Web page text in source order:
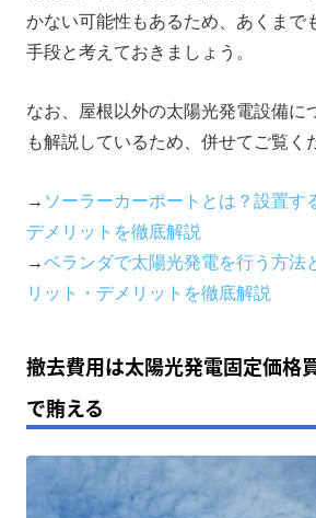
かない可能性もあるため、あくまで
手段と考えておきましょう。
なお、屋根以外の太陽光発電設備に
も解説しているため、併せてご覧く
→ ソーラーカーポートとは？設置す
デメリットを徹底解説
→ベランダで太陽光発電を行う方法
リット・デメリットを徹底解説
撤去費用は太陽光発電固定価格
で賄える